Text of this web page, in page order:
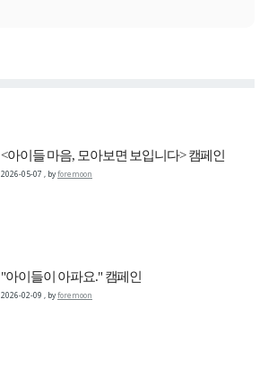
<아이들 마음, 모아보면 보입니다> 캠페인
2026-05-07 , byforemoon
"아이들이 아파요." 캠페인
2026-02-09 , byforemoon